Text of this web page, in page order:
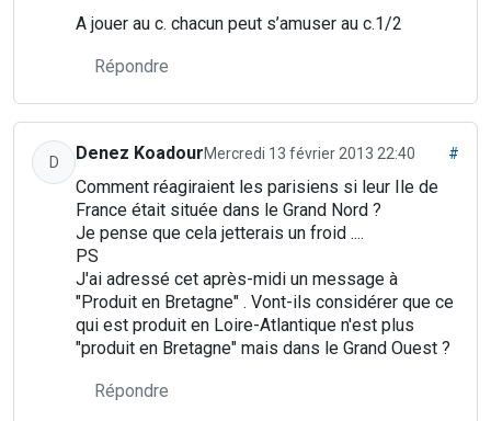
A jouer au c. chacun peut s’amuser au c.1/2
Répondre
D Denez KoadourMercredi 13 février 2013 22:40 #
Comment réagiraient les parisiens si leur Ile de
France était située dans le Grand Nord ?
Je pense que cela jetterais un froid ....
PS
J'ai adressé cet après-midi un message à
"Produit en Bretagne" . Vont-ils considérer que ce
qui est produit en Loire-Atlantique n'est plus
"produit en Bretagne" mais dans le Grand Ouest ?
Répondre